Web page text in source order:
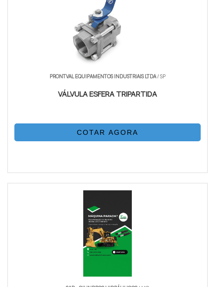
PRONTVAL EQUIPAMENTOS INDUSTRIAIS LTDA/ SP
VÁLVULA ESFERA TRIPARTIDA
COTAR AGORA